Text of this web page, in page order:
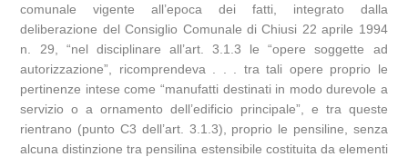
comunale vigente all’epoca dei fatti, integrato dalla
deliberazione del Consiglio Comunale di Chiusi 22 aprile 1994
n. 29, “nel disciplinare all’art. 3.1.3 le “opere soggette ad
autorizzazione”, ricomprendeva . . . tra tali opere proprio le
pertinenze intese come “manufatti destinati in modo durevole a
servizio o a ornamento dell’edificio principale”, e tra queste
rientrano (punto C3 dell’art. 3.1.3), proprio le pensiline, senza
alcuna distinzione tra pensilina estensibile costituita da elementi